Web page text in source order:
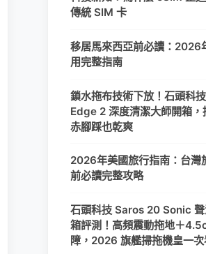
傳統 SIM 卡
移居馬來西亞前必讀：2026
用完整指南
鎖水拖布技術下放！石頭科
Edge 2 深度清潔大師開箱，
赤腳踩也乾爽
2026年美國旅行指南：台灣
前必讀完整攻略
石頭科技 Saros 20 Sonic
箱評測！高頻震動拖地＋
障，2026 旗艦掃拖機皇一次